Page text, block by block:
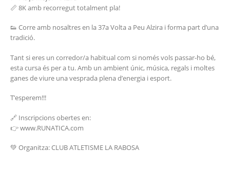
📏 8K amb recorregut totalment pla!
👟 Corre amb nosaltres en la 37a Volta a Peu Alzira i forma part d’una
tradició.
Tant si eres un corredor/a habitual com si només vols passar-ho bé,
esta cursa és per a tu. Amb un ambient únic, música, regals i moltes
ganes de viure una vesprada plena d’energia i esport.
T’esperem!!!
🔗 Inscripcions obertes en:
👉 www.RUNATICA.com
💚 Organitza: CLUB ATLETISME LA RABOSA